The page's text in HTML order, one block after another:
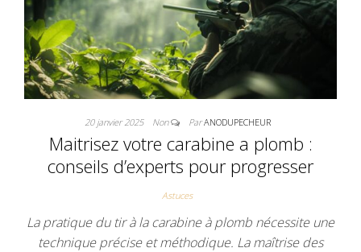
20 janvier 2025 Non ParANODUPECHEUR
Maitrisez votre carabine a plomb :
conseils d’experts pour progresser
Astuces
La pratique du tir à la carabine à plomb nécessite une
technique précise et méthodique. La maîtrise des